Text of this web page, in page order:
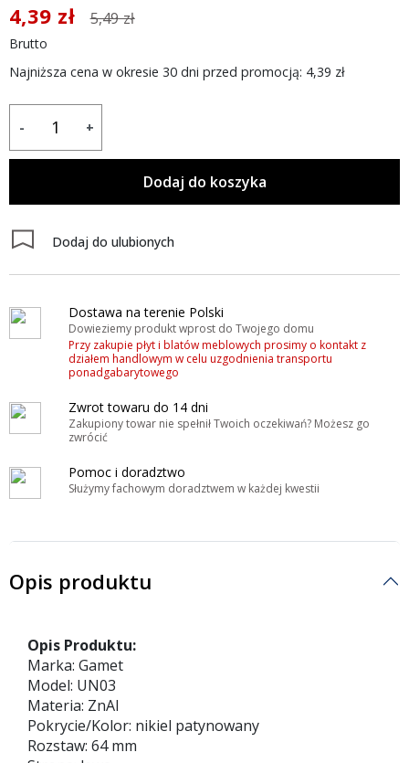
4,39 zł 5,49 zł
Brutto
Najniższa cena w okresie 30 dni przed promocją: 4,39 zł
- +
Dodaj do koszyka
Dodaj do ulubionych
Dostawa na terenie Polski
Dowieziemy produkt wprost do Twojego domu
Przy zakupie płyt i blatów meblowych prosimy o kontakt z
działem handlowym w celu uzgodnienia transportu
ponadgabarytowego
Zwrot towaru do 14 dni
Zakupiony towar nie spełnił Twoich oczekiwań? Możesz go
zwrócić
Pomoc i doradztwo
Służymy fachowym doradztwem w każdej kwestii
Opis produktu
Opis Produktu:
Marka: Gamet
Model: UN03
Materia: ZnAl
Pokrycie/Kolor: nikiel patynowany
Rozstaw: 64 mm